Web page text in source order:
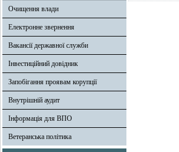
Очищення влади
Електронне звернення
Вакансії державної служби
Інвестиційний довідник
Запобігання проявам корупції
Внутрішній аудит
Інформація для ВПО
Ветеранська політика